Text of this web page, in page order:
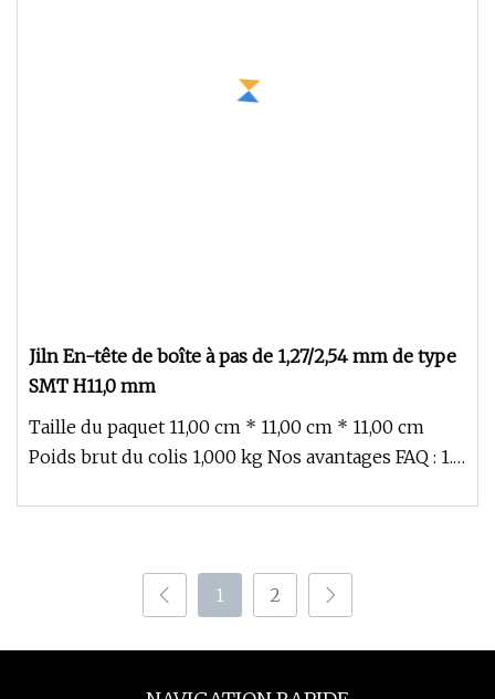
Jiln En-tête de boîte à pas de 1,27/2,54 mm de type
SMT H11,0 mm
Taille du paquet 11,00 cm * 11,00 cm * 11,00 cm
Poids brut du colis 1,000 kg Nos avantages FAQ : 1.Q
1 2